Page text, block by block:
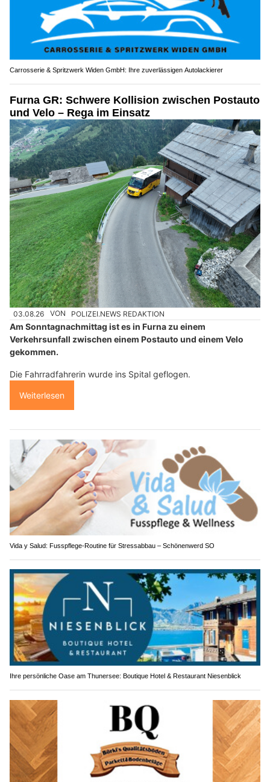
Carrosserie & Spritzwerk Widen GmbH: Ihre zuverlässigen Autolackierer
Furna GR: Schwere Kollision zwischen Postauto
und Velo – Rega im Einsatz
03.08.26 VON POLIZEI.NEWS REDAKTION
Am Sonntagnachmittag ist es in Furna zu einem
Verkehrsunfall zwischen einem Postauto und einem Velo
gekommen.
Die Fahrradfahrerin wurde ins Spital geflogen.
Weiterlesen
Vida y Salud: Fusspflege-Routine für Stressabbau – Schönenwerd SO
Ihre persönliche Oase am Thunersee: Boutique Hotel & Restaurant Niesenblick